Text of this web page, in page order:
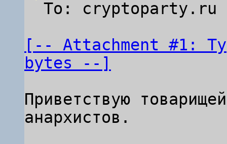
[-- Attachment #1:
bytes --]
Приветствую
анархистов.